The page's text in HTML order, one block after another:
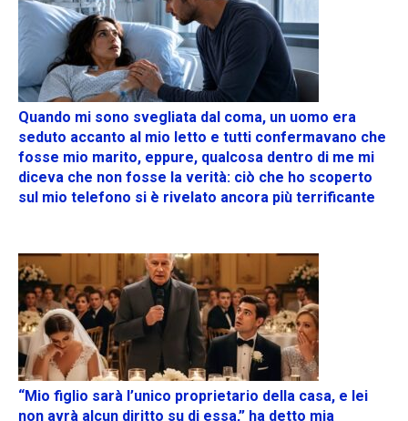
Quando mi sono svegliata dal coma, un uomo era
seduto accanto al mio letto e tutti confermavano che
fosse mio marito, eppure, qualcosa dentro di me mi
diceva che non fosse la verità: ciò che ho scoperto
sul mio telefono si è rivelato ancora più terrificante
“Mio figlio sarà l’unico proprietario della casa, e lei
non avrà alcun diritto su di essa,” ha detto mia